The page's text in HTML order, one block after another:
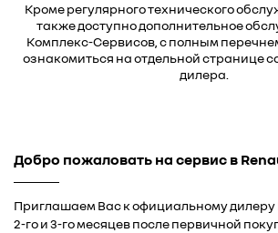
Кроме регулярного технического
также доступно дополнительное
Комплекс-Сервисов, с полным
ознакомиться на отдельной странице
дилера.
Добро пожаловать на сервис в
Приглашаем Вас к официальному дилеру
2-го и 3-го месяцев после первичной